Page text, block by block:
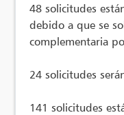
48 solicitudes
debido a que se
complementaria
24 solicitudes
141 solicitudes